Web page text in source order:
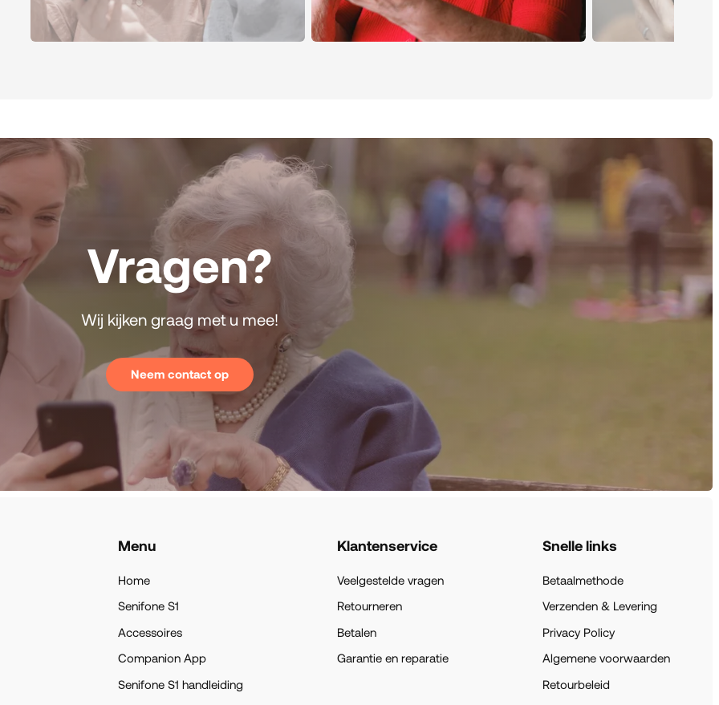
Vragen?
Wij kijken graag met u mee!
Neem contact op
Menu
Home
Senifone S1
Accessoires
Companion App
Senifone S1 handleiding
Klantenservice
Veelgestelde vragen
Retourneren
Betalen
Garantie en reparatie
Snelle links
Betaalmethode
Verzenden & Levering
Privacy Policy
Algemene voorwaarden
Retourbeleid